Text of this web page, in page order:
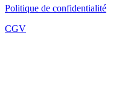
Politique de confidentialité
CGV